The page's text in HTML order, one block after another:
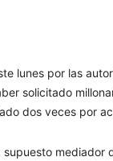
lunes por las
solicitado
dos veces por
supuesto mediador